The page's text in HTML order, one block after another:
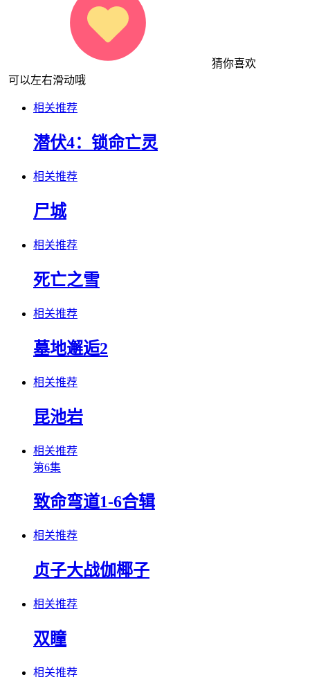
猜你喜欢
可以左右滑动哦
相关推荐
潜伏4：锁命亡灵
相关推荐
尸城
相关推荐
死亡之雪
相关推荐
墓地邂逅2
相关推荐
昆池岩
相关推荐
第6集
致命弯道1-6合辑
相关推荐
贞子大战伽椰子
相关推荐
双瞳
相关推荐